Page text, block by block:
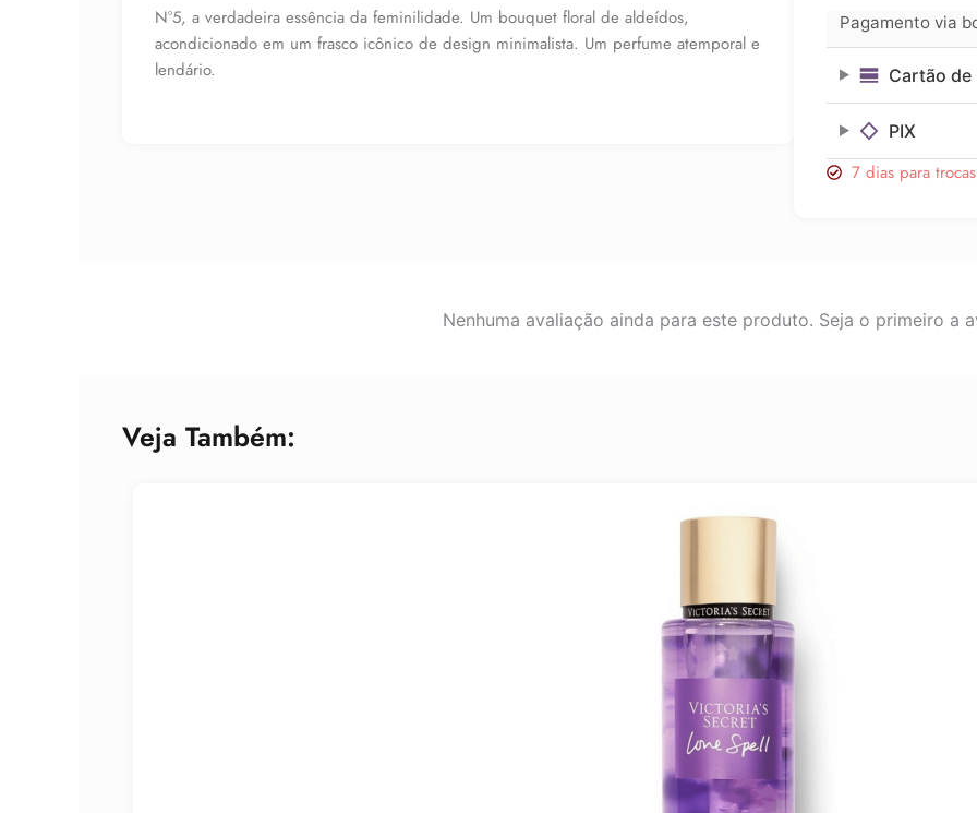
N°5, a verdadeira essência da feminilidade. Um bouquet floral de aldeídos,
acondicionado em um frasco icônico de design minimalista. Um perfume atemporal e
lendário.
PARFUM
100ml
quantidade
Pagamento via
Cartão de
PIX
7 dias para
Nenhuma avaliação ainda para este produto. Seja o primeiro a
Veja Também: